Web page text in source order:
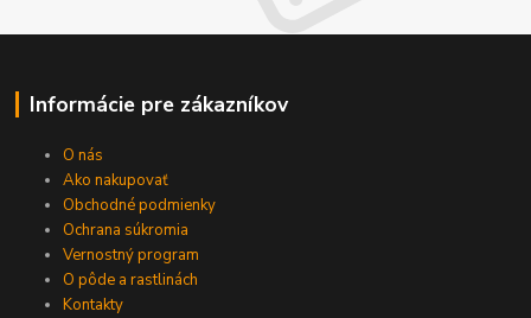
Informácie pre zákazníkov
O nás
Ako nakupovať
Obchodné podmienky
Ochrana súkromia
Vernostný program
O pôde a rastlinách
Kontakty